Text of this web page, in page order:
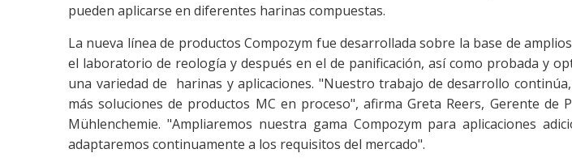
pueden aplicarse en diferentes harinas compuestas.
La nueva línea de productos Compozym fue desarrollada sobre la base de
el laboratorio de reología y después en el de panificación, así como probada y
una variedad de harinas y aplicaciones. "Nuestro trabajo de desarrollo
más soluciones de productos MC en proceso", afirma Greta Reers, Gerente de
Mühlenchemie. "Ampliaremos nuestra gama Compozym para aplicaciones
adaptaremos continuamente a los requisitos del mercado".